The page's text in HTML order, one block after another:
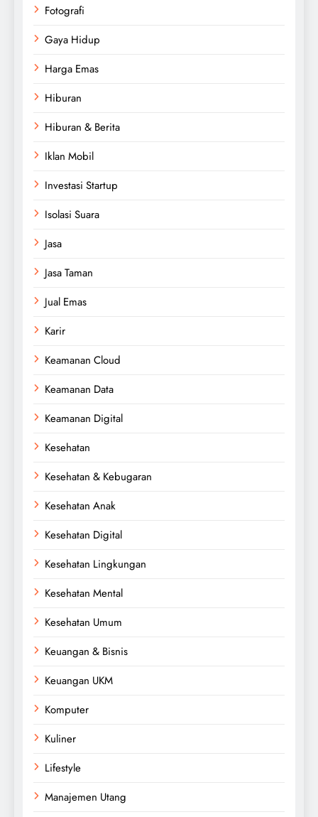
Fotografi
Gaya Hidup
Harga Emas
Hiburan
Hiburan & Berita
Iklan Mobil
Investasi Startup
Isolasi Suara
Jasa
Jasa Taman
Jual Emas
Karir
Keamanan Cloud
Keamanan Data
Keamanan Digital
Kesehatan
Kesehatan & Kebugaran
Kesehatan Anak
Kesehatan Digital
Kesehatan Lingkungan
Kesehatan Mental
Kesehatan Umum
Keuangan & Bisnis
Keuangan UKM
Komputer
Kuliner
Lifestyle
Manajemen Utang